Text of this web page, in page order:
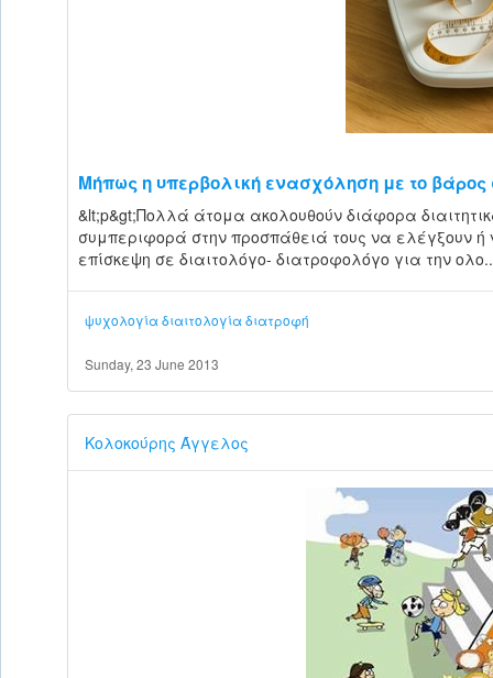
Μήπως η υπερβολική ενασχόληση με το
&lt;p&gt;Πολλά άτομα ακολουθούν διάφορα
συμπεριφορά στην προσπάθειά τους να ελέγξουν ή
επίσκεψη σε διαιτολόγο- διατροφολόγο για την
ψυχολογίαδιαιτολογίαδιατροφή
Sunday, 23 June 2013
Κολοκούρης Άγγελος